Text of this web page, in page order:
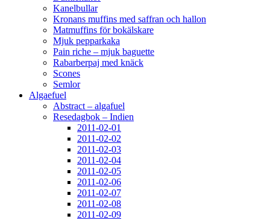
Kanelbullar
Kronans muffins med saffran och hallon
Matmuffins för bokälskare
Mjuk pepparkaka
Pain riche – mjuk baguette
Rabarberpaj med knäck
Scones
Semlor
Algaefuel
Abstract – algafuel
Resedagbok – Indien
2011-02-01
2011-02-02
2011-02-03
2011-02-04
2011-02-05
2011-02-06
2011-02-07
2011-02-08
2011-02-09